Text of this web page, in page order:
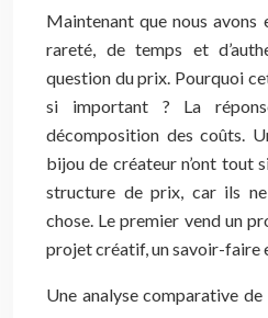
Maintenant que nous avons
rareté, de temps et
question du prix. Pourquoi
si important ? La
décomposition des coûts.
bijou de créateur n’ont tout
structure de prix, car ils
chose. Le premier vend un
projet créatif, un savoir-faire
Une analyse comparative